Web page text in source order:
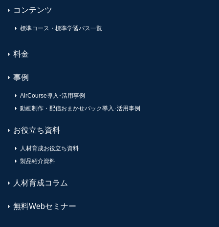
コンテンツ
標準コース・標準学習パス一覧
料金
事例
AirCourse導入･活用事例
動画制作・配信おまかせパック導入･活用事例
お役立ち資料
人材育成お役立ち資料
製品紹介資料
人材育成コラム
無料Webセミナー